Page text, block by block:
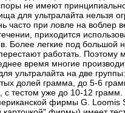
не имеют
для ультралайта нельзя
часто при ловле на воблер
приходится
Более легкие под большой
работать. Поэтому
время многие
ультралайта на две
долей грамма, до 5-6
с тестом уже до 10-12
фирмы G. Loomis